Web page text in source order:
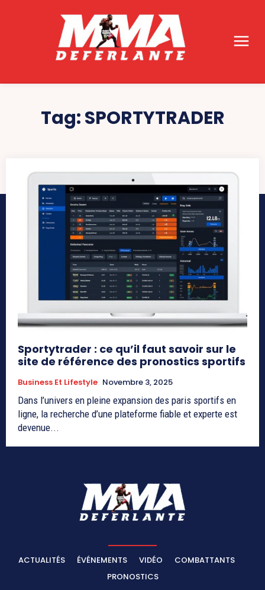
Tag:SPORTYTRADER
Sportytrader : ce qu’il faut savoir sur le
site de référence des pronostics sportifs
Business Et Lifestyle Novembre 3, 2025
Dans l’univers en pleine expansion des paris sportifs en
ligne, la recherche d’une plateforme fiable et experte est
devenue...
ACTUALITÉS ÉVÉNEMENTS VIDÉO
COMBATTANTS
PRONOSTICS